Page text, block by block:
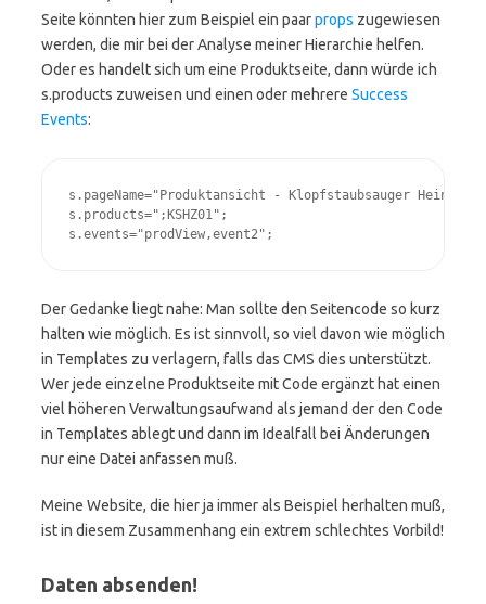
Seite könnten hier zum Beispiel ein paarprops zugewiesen
werden, die mir bei der Analyse meiner Hierarchie helfen.
Oder es handelt sich um eine Produktseite, dann würde ich
s.products zuweisen und einen oder mehrere Success
Events:
s.pageName="Produktansicht - Klopfstaubsauger
s.products=";KSHZ01";
s.events="prodView,event2";
Der Gedanke liegt nahe: Man sollte den Seitencode so kurz
halten wie möglich. Es ist sinnvoll, so viel davon wie möglich
in Templates zu verlagern, falls das CMS dies unterstützt.
Wer jede einzelne Produktseite mit Code ergänzt hat einen
viel höheren Verwaltungsaufwand als jemand der den Code
in Templates ablegt und dann im Idealfall bei Änderungen
nur eine Datei anfassen muß.
Meine Website, die hier ja immer als Beispiel herhalten muß,
ist in diesem Zusammenhang ein extrem schlechtes Vorbild!
Daten absenden!